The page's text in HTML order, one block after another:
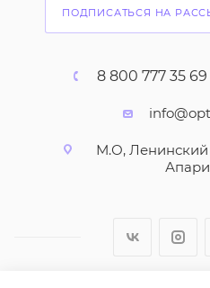
ПОДПИСАТЬСЯ НА
8 800 777 35 69
М.О, Ленинский